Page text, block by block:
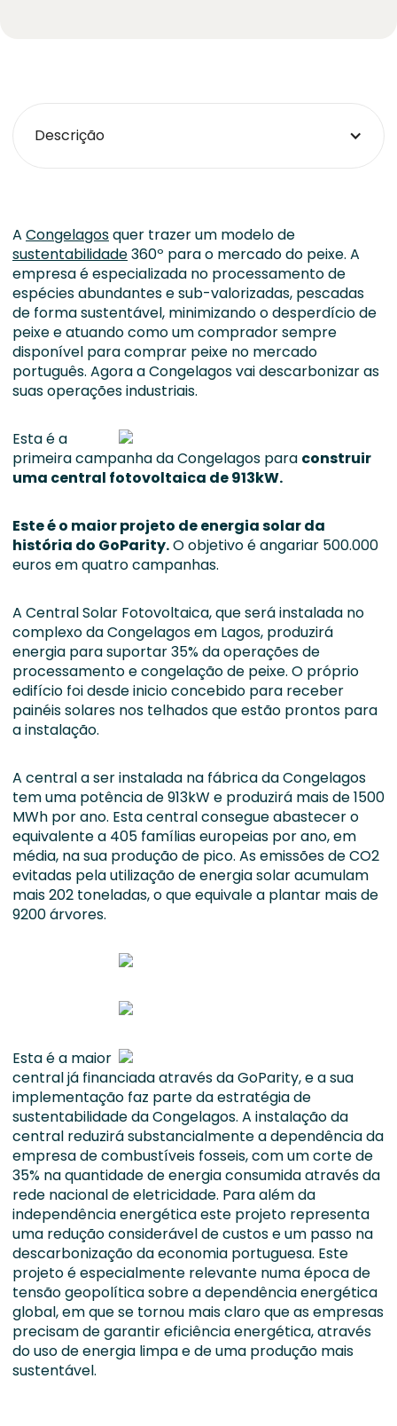
Descrição
A Congelagosquer trazer um modelo de
sustentabilidade360º para o mercado do peixe. A
empresa é especializada no processamento de
espécies abundantes e sub-valorizadas, pescadas
de forma sustentável, minimizando o desperdício de
peixe e atuando como um comprador sempre
disponível para comprar peixe no mercado
português. Agora a Congelagos vai descarbonizar as
suas operações industriais.
Esta é a
primeira campanha da Congelagos para construir
uma central fotovoltaica de 913kW.
Este é o maior projeto de energia solar da
história do GoParity.O objetivo é angariar 500.000
euros em quatro campanhas.
A Central Solar Fotovoltaica, que será instalada no
complexo da Congelagos em Lagos, produzirá
energia para suportar 35% da operações de
processamento e congelação de peixe. O próprio
edifício foi desde inicio concebido para receber
painéis solares nos telhados que estão prontos para
a instalação.
A central a ser instalada na fábrica da Congelagos
tem uma potência de 913kW e produzirá mais de 1500
MWh por ano. Esta central consegue abastecer o
equivalente a 405 famílias europeias por ano, em
média, na sua produção de pico. As emissões de CO2
evitadas pela utilização de energia solar acumulam
mais 202 toneladas, o que equivale a plantar mais de
9200 árvores.
Esta é a maior
central já financiada através da GoParity, e a sua
implementação faz parte da estratégia de
sustentabilidade da Congelagos. A instalação da
central reduzirá substancialmente a dependência da
empresa de combustíveis fosseis, com um corte de
35% na quantidade de energia consumida através da
rede nacional de eletricidade. Para além da
independência energética este projeto representa
uma redução considerável de custos e um passo na
descarbonização da economia portuguesa. Este
projeto é especialmente relevante numa época de
tensão geopolítica sobre a dependência energética
global, em que se tornou mais claro que as empresas
precisam de garantir eficiência energética, através
do uso de energia limpa e de uma produção mais
sustentável.